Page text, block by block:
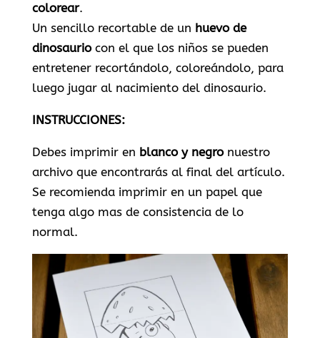
colorear.
Un sencillo recortable de un huevo de
dinosauriocon el que los niños se pueden
entretener recortándolo, coloreándolo, para
luego jugar al nacimiento del dinosaurio.
INSTRUCCIONES:
Debes imprimir en blanco y negronuestro
archivo que encontrarás al final del artículo.
Se recomienda imprimir en un papel que
tenga algo mas de consistencia de lo
normal.